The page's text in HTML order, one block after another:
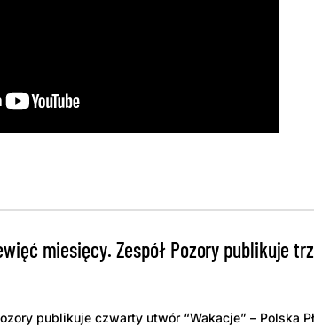
miesięcy. Zespół Pozory publikuje
publikuje czwarty utwór “Wakacje” – Polska